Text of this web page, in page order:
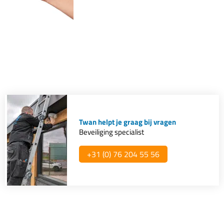
Twan helpt je graag bij vragen
Beveiliging specialist
+31 (0) 76 204 55 56​